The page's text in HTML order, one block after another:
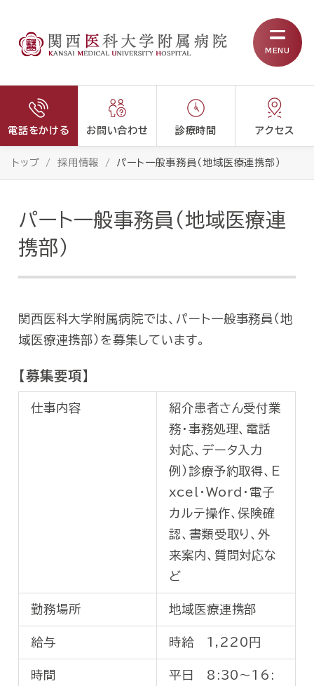
MENU
電話をかける お問い合わせ 診療時間 アクセス
トップ 採用情報 パート一般事務員（地域医療連携部）
パート一般事務員（地域医療連
携部）
関西医科大学附属病院では、パート一般事務員（地
域医療連携部）を募集しています。
【募集要項】
仕事内容
紹介患者さん受付業
務・事務処理、電話
対応、データ入力
例）診療予約取得、E
xcel・Word・電子
カルテ操作、保険確
認、書類受取り、外
来案内、質問対応な
ど
勤務場所 地域医療連携部
給与 時給 1,220円
時間
平日 8:30～16: